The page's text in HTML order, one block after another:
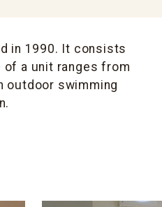
in 1990. It consists
a unit ranges from
outdoor swimming